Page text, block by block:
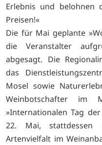
Erlebnis und
Preisen!«
Die für Mai geplante
die Veranstalter
abgesagt. Die
das
Mosel sowie
Weinbotschafter im
»Internationalen Tag
22. Mai, stattdessen
Artenvielfalt im